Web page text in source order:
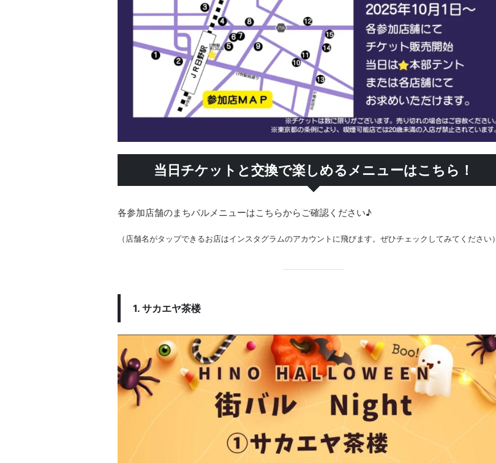
当日チケットと交換で楽しめるメニューはこちら！
各参加店舗のまちバルメニューはこちらからご確認ください♪
（店舗名がタップできるお店はインスタグラムのアカウントに飛びます。ぜひチェックしてみてください）
1. サカエヤ茶楼